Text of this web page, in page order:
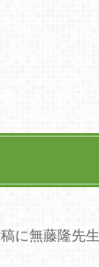
に無藤隆先